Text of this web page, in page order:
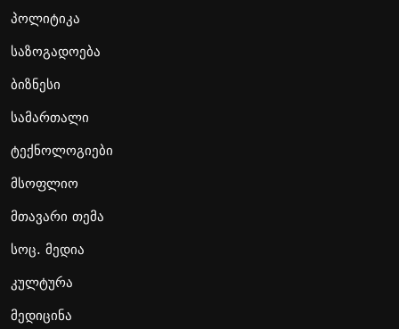
პოლიტიკა
საზოგადოება
ბიზნესი
სამართალი
ტექნოლოგიები
მსოფლიო
მთავარი თემა
სოც. მედია
კულტურა
მედიცინა